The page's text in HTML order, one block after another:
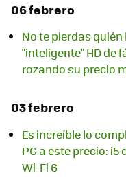
06 febrero
No te pierdas
"inteligente" HD de
rozando su precio
03 febrero
Es increíble lo
PC a este precio: i5
Wi-Fi 6